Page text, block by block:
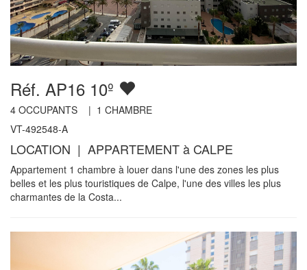
Réf. AP16 10º
4 OCCUPANTS | 1 CHAMBRE
VT-492548-A
LOCATION | APPARTEMENT à CALPE
Appartement 1 chambre à louer dans l'une des zones les plus
belles et les plus touristiques de Calpe, l'une des villes les plus
charmantes de la Costa...